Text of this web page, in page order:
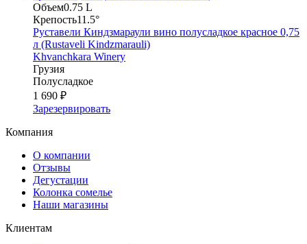
Объем0.75 L
Крепость11.5°
Руставели Киндзмараули вино полусладкое красное 0,75
л (Rustaveli Kindzmarauli)
Khvanchkara Winery
Грузия
Полусладкое
1 690 ₽
Зарезервировать
Компания
О компании
Отзывы
Дегустации
Колонка сомелье
Наши магазины
Клиентам